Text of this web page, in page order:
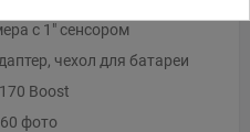
с 1" сенсором
чехол для батареи
Boost
фото